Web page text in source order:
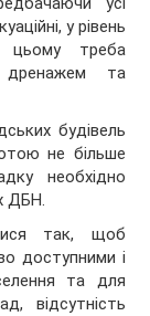
у рівень
цьому треба
дренажем та
будівель
не більше
необхідно
ДБН.
так, щоб
доступними і
та для
відсутність